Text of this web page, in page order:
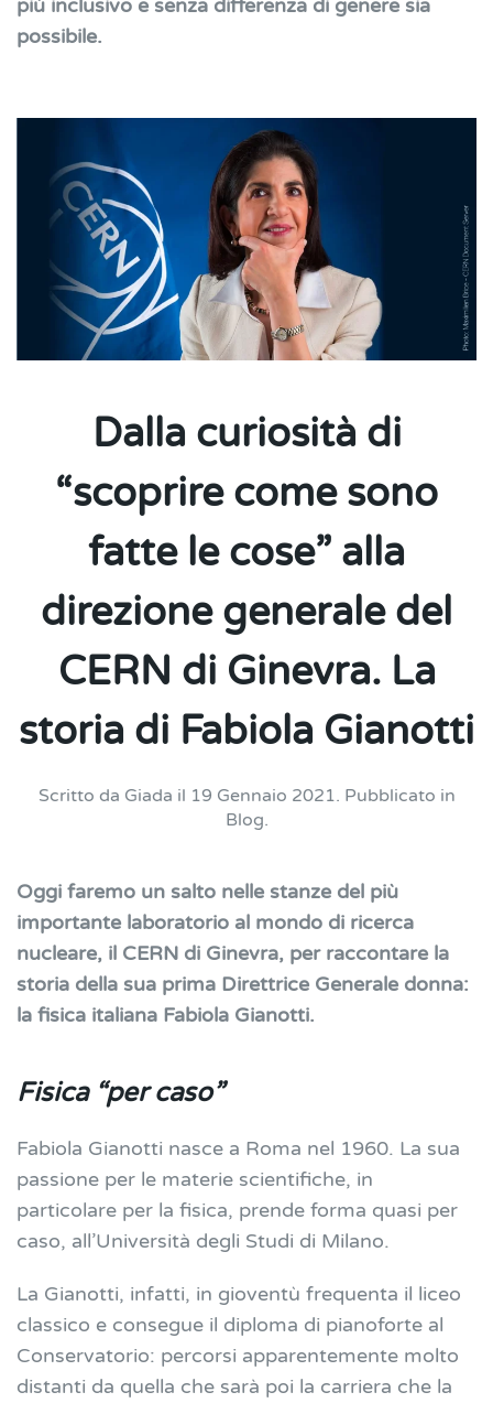
più inclusivo e senza differenza di genere sia
possibile.
Dalla curiosità di
“scoprire come sono
fatte le cose” alla
direzione generale del
CERN di Ginevra. La
storia di Fabiola Gianotti
Scritto da Giada il 19 Gennaio 2021. Pubblicato in
Blog.
Oggi faremo un salto nelle stanze del più
importante laboratorio al mondo di ricerca
nucleare, il CERN di Ginevra, per raccontare la
storia della sua prima Direttrice Generale donna:
la fisica italiana Fabiola Gianotti.
Fisica “per caso”
Fabiola Gianotti nasce a Roma nel 1960. La sua
passione per le materie scientifiche, in
particolare per la fisica, prende forma quasi per
caso, all’Università degli Studi di Milano.
La Gianotti, infatti, in gioventù frequenta il liceo
classico e consegue il diploma di pianoforte al
Conservatorio: percorsi apparentemente molto
distanti da quella che sarà poi la carriera che la